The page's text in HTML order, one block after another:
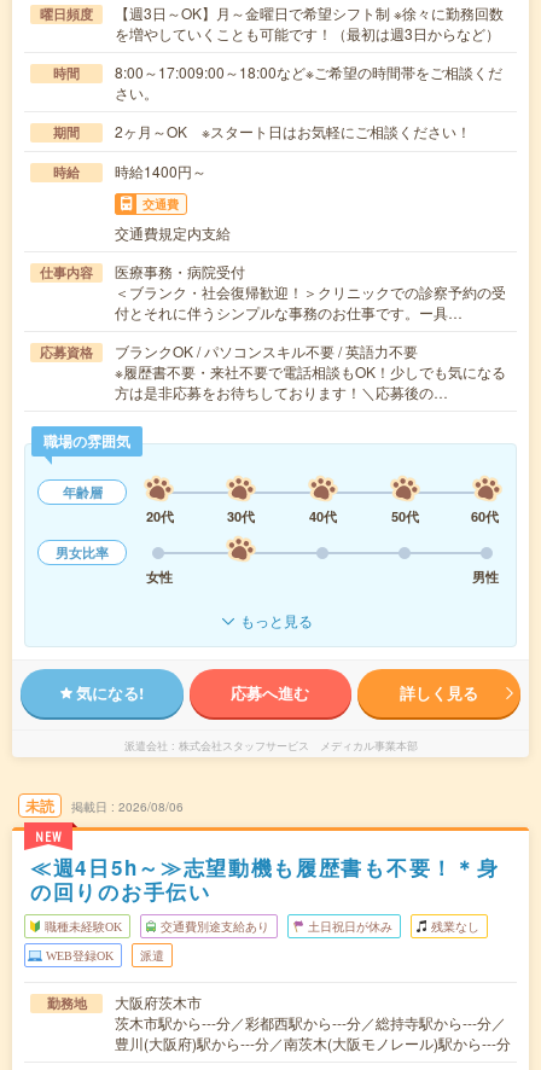
曜日頻度
【週3日～OK】月～金曜日で希望シフト制 ※徐々に勤務回数
を増やしていくことも可能です！（最初は週3日からなど）
時間
8:00～17:009:00～18:00など※ご希望の時間帯をご相談くだ
さい。
期間 2ヶ月～OK ※スタート日はお気軽にご相談ください！
時給 時給1400円～
交通費
交通費規定内支給
仕事内容
医療事務・病院受付
＜ブランク・社会復帰歓迎！＞クリニックでの診察予約の受
付とそれに伴うシンプルな事務のお仕事です。ー具…
応募資格
ブランクOK / パソコンスキル不要 / 英語力不要
※履歴書不要・来社不要で電話相談もOK！少しでも気になる
方は是非応募をお待ちしております！＼応募後の…
職場の雰囲気
年齢層
20代
30代 40代 50代
60代
男女比率
女性
男性
もっと見る
気になる! 応募へ進む 詳しく見る
派遣会社 株式会社スタッフサービス メディカル事業本部
未読
NEW
掲載日 2026/08/06
≪週4日5h～≫志望動機も履歴書も不要！＊身
の回りのお手伝い
職種未経験OK 交通費別途支給あり 土日祝日が休み 残業なし
WEB登録OK 派遣
勤務地
大阪府茨木市
茨木市駅から---分／彩都西駅から---分／総持寺駅から---分／
豊川(大阪府)駅から---分／南茨木(大阪モノレール)駅から---分